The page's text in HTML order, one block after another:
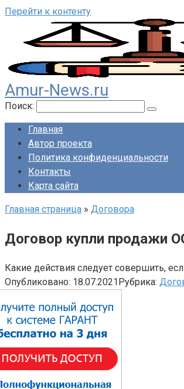
Перейти к контенту
Amur-News.ru
Поиск:
Главная
Автор проекта
Политика конфиденциальности
Контакты
Карта сайта
Главная страница » Договора
Договор купли продажи
Какие действия следует совершить,
Опубликовано: 18.07.2021Рубрика: